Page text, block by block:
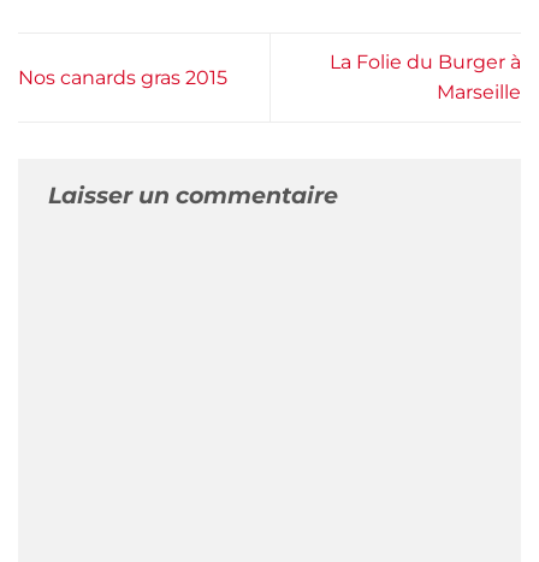
Nos canards gras 2015
La Folie du Burger à
Marseille
Laisser un commentaire